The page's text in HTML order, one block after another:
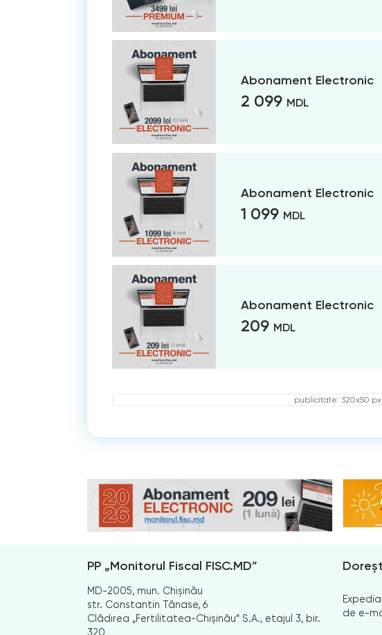
Abonament Electronic
2 099 MDL
Abonament Electronic
1 099 MDL
Abonament Electronic
209 MDL
publicitate: 320x50 px
PP „Monitorul Fiscal FISC.MD”
MD-2005, mun. Chișinău
str. Constantin Tănase, 6
Clădirea „Fertilitatea-Chișinău” S.A., etajul 3, bir.
320
de e-